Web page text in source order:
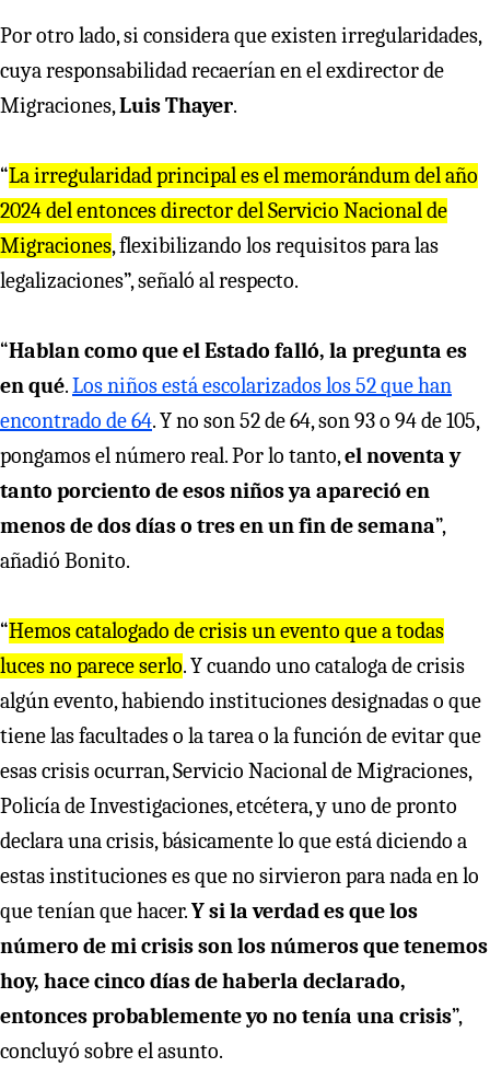
Por otro lado, si considera que existen irregularidades,
cuya responsabilidad recaerían en el exdirector de
Migraciones,Luis Thayer.
“La irregularidad principal es el memorándum del año
2024 del entonces director del Servicio Nacional de
Migraciones, flexibilizando los requisitos para las
legalizaciones”, señaló al respecto.
“Hablan como que el Estado falló, la pregunta es
en qué.Los niños está escolarizados los 52 que han
encontrado de 64. Y no son 52 de 64, son 93 o 94 de 105,
pongamos el número real. Por lo tanto,el noventa y
tanto porciento de esos niños ya apareció en
menos de dos días o tres en un fin de semana”,
añadió Bonito.
“Hemos catalogado de crisis un evento que a todas
luces no parece serlo. Y cuando uno cataloga de crisis
algún evento, habiendo instituciones designadas o que
tiene las facultades o la tarea o la función de evitar que
esas crisis ocurran, Servicio Nacional de Migraciones,
Policía de Investigaciones, etcétera, y uno de pronto
declara una crisis, básicamente lo que está diciendo a
estas instituciones es que no sirvieron para nada en lo
que tenían que hacer.Y si la verdad es que los
número de mi crisis son los números que tenemos
hoy, hace cinco días de haberla declarado,
entonces probablemente yo no tenía una crisis”,
concluyó sobre el asunto.